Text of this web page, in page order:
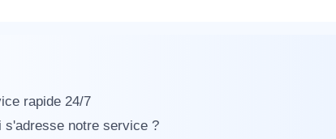
rapide 24/7
s'adresse notre service ?